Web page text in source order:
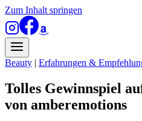
Zum Inhalt springen
Beauty | Erfahrungen &
Tolles Gewinnspiel
von amberemotions